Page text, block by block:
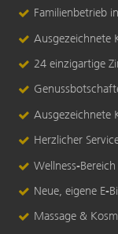
Familienbetrieb
Ausgezeichnete
24 einzigartige
Ausgezeichnete
Herzlicher
Wellness-
Neue, eigene E-
Massage &